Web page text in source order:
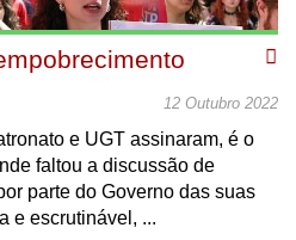
12 Outubro 2022
e UGT assinaram, é o
faltou a discussão de
parte do Governo das suas
e escrutinável, ...